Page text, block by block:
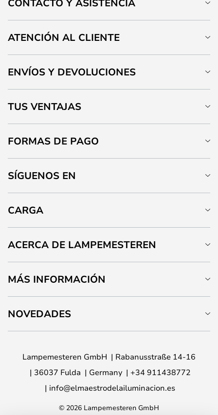
CONTACTO Y ASISTENCIA
ATENCIÓN AL CLIENTE
ENVÍOS Y DEVOLUCIONES
TUS VENTAJAS
FORMAS DE PAGO
SÍGUENOS EN
CARGA
ACERCA DE LAMPEMESTEREN
MÁS INFORMACIÓN
NOVEDADES
Lampemesteren GmbH
Rabanusstraße 14-16
36037 Fulda
Germany
+34 911438772
info@elmaestrodelailuminacion.es
© 2026 Lampemesteren GmbH